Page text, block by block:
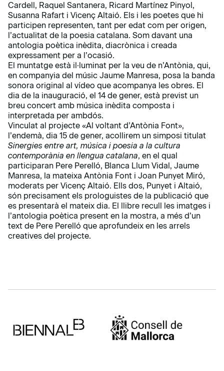
Cardell, Raquel Santanera, Ricard Martínez Pinyol,
Susanna Rafart i Vicenç Altaió. Els i les poetes que hi
participen representen, tant per edat com per origen,
l’actualitat de la poesia catalana. Som davant una
antologia poètica inèdita, diacrònica i creada
expressament per a l’ocasió.
El muntatge està il·luminat per la veu de n’Antònia, qui,
en companyia del músic Jaume Manresa, posa la banda
sonora original al vídeo que acompanya les obres. El
dia de la inauguració, el 14 de gener, està previst un
breu concert amb música inèdita composta i
interpretada per ambdós.
Vinculat al projecte «Al voltant d’Antònia Font»,
l’endemà, dia 15 de gener, acollirem un simposi titulat
Sinergies entre art, música i poesia a la cultura
contemporània en llengua catalana, en el qual
participaran Pere Perelló, Blanca Llum Vidal, Jaume
Manresa, la mateixa Antònia Font i Joan Punyet Miró,
moderats per Vicenç Altaió. Ells dos, Punyet i Altaió,
són precisament els prologuistes de la publicació que
es presentarà el mateix dia. El llibre recull les imatges i
l’antologia poètica present en la mostra, a més d’un
text de Pere Perelló que aprofundeix en les arrels
creatives del projecte.